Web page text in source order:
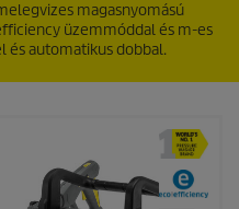
magasnyomású
üzemmóddal és m-es
és automatikus dobbal.